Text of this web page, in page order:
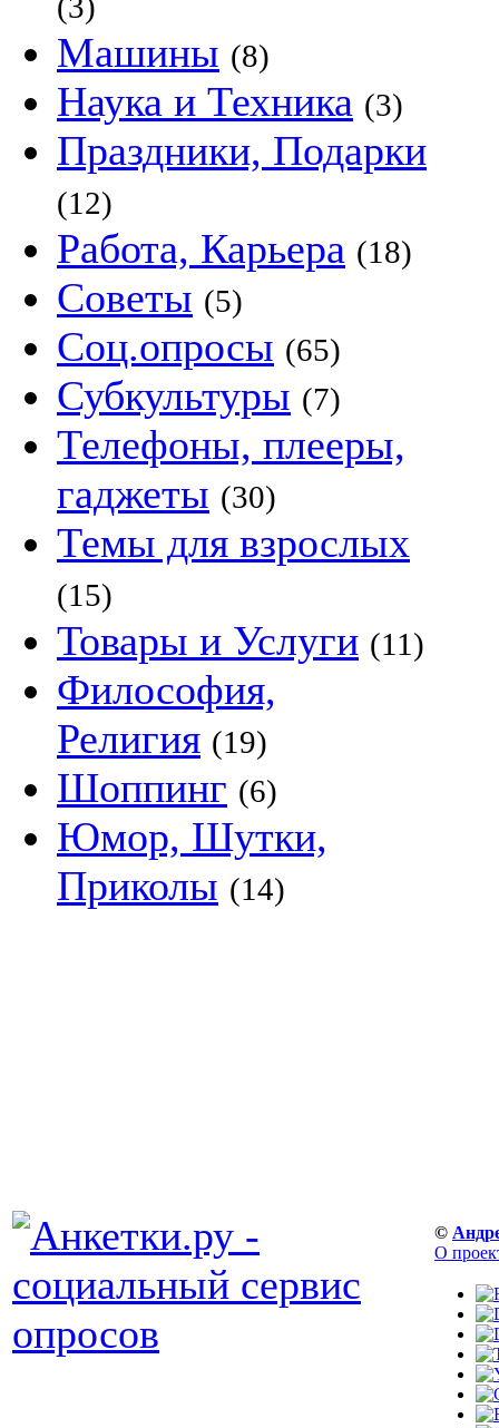
Машины (8)
Наука и Техника (3)
Праздники, Подарки
(12)
Работа, Карьера (18)
Советы (5)
Соц.опросы (65)
Субкультуры (7)
Телефоны, плееры,
гаджеты (30)
Темы для взрослых
(15)
Товары и Услуги (11)
Философия,
Религия (19)
Шоппинг (6)
Юмор, Шутки,
Приколы (14)
©
О